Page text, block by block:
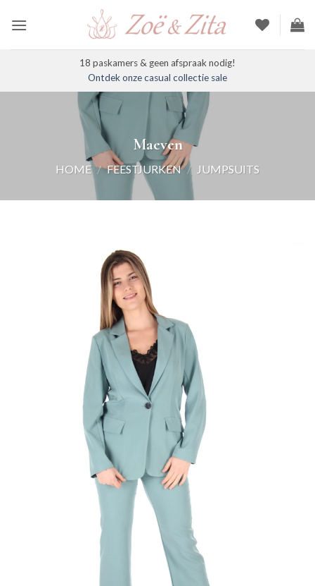
naar
18 paskamers & geen afspraak nodig!
Ontdek onze casual collectie sale
Maeven
HOME / FEESTJURKEN / JUMPSUITS